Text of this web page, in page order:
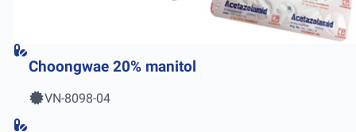
Choongwae 20% manitol
VN-8098-04